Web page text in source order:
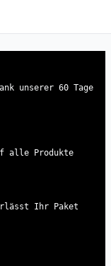
unserer 60 Tage
alle Produkte
Ihr Paket